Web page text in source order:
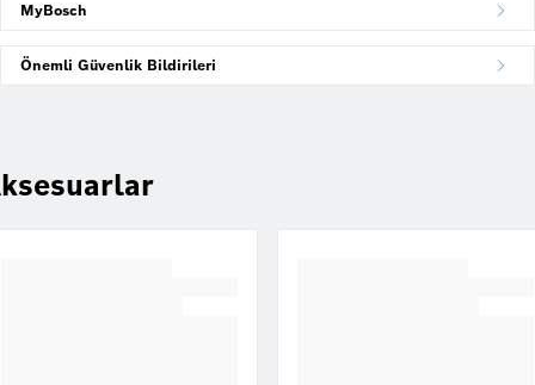
MyBosch
Önemli Güvenlik Bildirileri